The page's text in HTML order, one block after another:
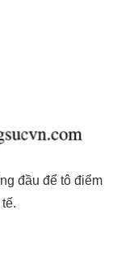
đầu để tô điểm